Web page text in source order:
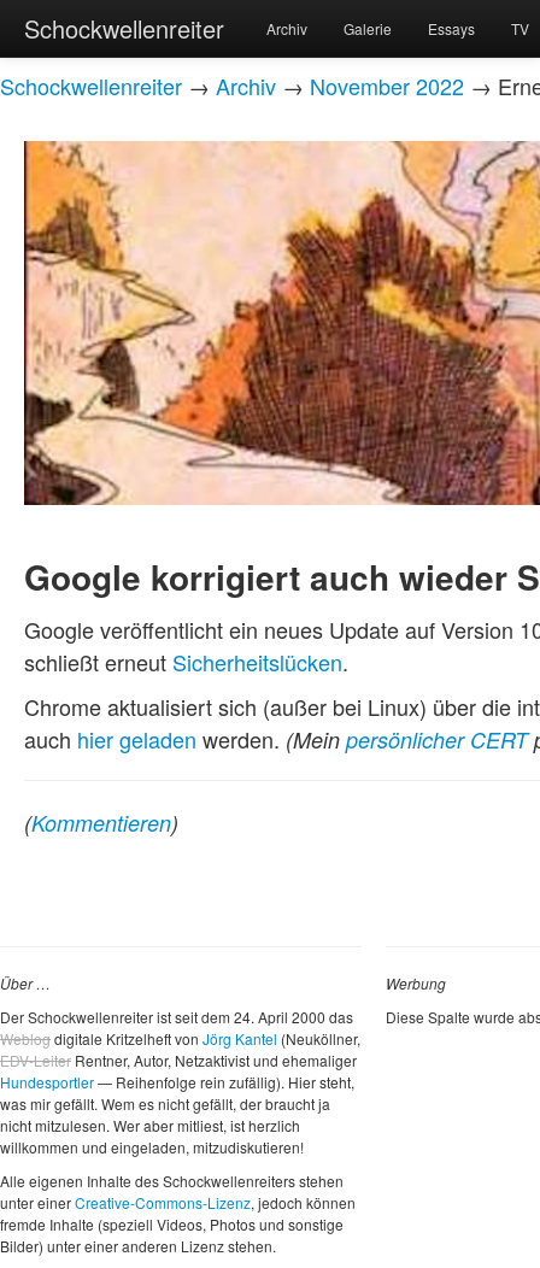
Schockwellenreiter Archiv Galerie Essays TV
Schockwellenreiter → Archiv → November 2022 →
Google korrigiert auch wieder
Google veröffentlicht ein neues Update auf Version
schließt erneut Sicherheitslücken.
Chrome aktualisiert sich (außer bei Linux) über die
auch hier geladen werden. (Mein persönlicher CERT
(Kommentieren)
Über …
Der Schockwellenreiter ist seit dem 24. April 2000 das
Weblogdigitale Kritzelheft von Jörg Kantel (Neuköllner,
EDV-Leiter Rentner, Autor, Netzaktivist und ehemaliger
Hundesportler— Reihenfolge rein zufällig). Hier steht,
was mir gefällt. Wem es nicht gefällt, der braucht ja
nicht mitzulesen. Wer aber mitliest, ist herzlich
willkommen und eingeladen, mitzudiskutieren!
Alle eigenen Inhalte des Schockwellenreiters stehen
unter einerCreative-Commons-Lizenz, jedoch können
fremde Inhalte (speziell Videos, Photos und sonstige
Bilder) unter einer anderen Lizenz stehen.
Werbung
Diese Spalte wurde